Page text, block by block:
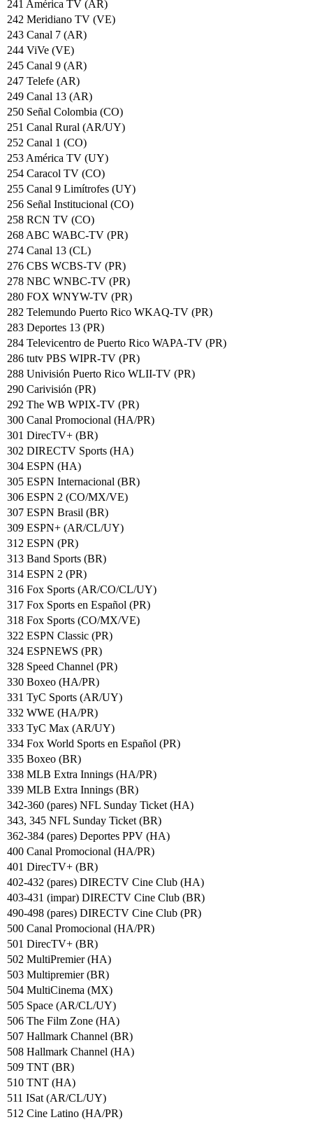
241 América TV (AR)
242 Meridiano TV (VE)
243 Canal 7 (AR)
244 ViVe (VE)
245 Canal 9 (AR)
247 Telefe (AR)
249 Canal 13 (AR)
250 Señal Colombia (CO)
251 Canal Rural (AR/UY)
252 Canal 1 (CO)
253 América TV (UY)
254 Caracol TV (CO)
255 Canal 9 Limítrofes (UY)
256 Señal Institucional (CO)
258 RCN TV (CO)
268 ABC WABC-TV (PR)
274 Canal 13 (CL)
276 CBS WCBS-TV (PR)
278 NBC WNBC-TV (PR)
280 FOX WNYW-TV (PR)
282 Telemundo Puerto Rico WKAQ-TV (PR)
283 Deportes 13 (PR)
284 Televicentro de Puerto Rico WAPA-TV (PR)
286 tutv PBS WIPR-TV (PR)
288 Univisión Puerto Rico WLII-TV (PR)
290 Carivisión (PR)
292 The WB WPIX-TV (PR)
300 Canal Promocional (HA/PR)
301 DirecTV+ (BR)
302 DIRECTV Sports (HA)
304 ESPN (HA)
305 ESPN Internacional (BR)
306 ESPN 2 (CO/MX/VE)
307 ESPN Brasil (BR)
309 ESPN+ (AR/CL/UY)
312 ESPN (PR)
313 Band Sports (BR)
314 ESPN 2 (PR)
316 Fox Sports (AR/CO/CL/UY)
317 Fox Sports en Español (PR)
318 Fox Sports (CO/MX/VE)
322 ESPN Classic (PR)
324 ESPNEWS (PR)
328 Speed Channel (PR)
330 Boxeo (HA/PR)
331 TyC Sports (AR/UY)
332 WWE (HA/PR)
333 TyC Max (AR/UY)
334 Fox World Sports en Español (PR)
335 Boxeo (BR)
338 MLB Extra Innings (HA/PR)
339 MLB Extra Innings (BR)
342-360 (pares) NFL Sunday Ticket (HA)
343, 345 NFL Sunday Ticket (BR)
362-384 (pares) Deportes PPV (HA)
400 Canal Promocional (HA/PR)
401 DirecTV+ (BR)
402-432 (pares) DIRECTV Cine Club (HA)
403-431 (impar) DIRECTV Cine Club (BR)
490-498 (pares) DIRECTV Cine Club (PR)
500 Canal Promocional (HA/PR)
501 DirecTV+ (BR)
502 MultiPremier (HA)
503 Multipremier (BR)
504 MultiCinema (MX)
505 Space (AR/CL/UY)
506 The Film Zone (HA)
507 Hallmark Channel (BR)
508 Hallmark Channel (HA)
509 TNT (BR)
510 TNT (HA)
511 ISat (AR/CL/UY)
512 Cine Latino (HA/PR)